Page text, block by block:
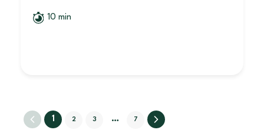
10 min
1 2 3 … 7